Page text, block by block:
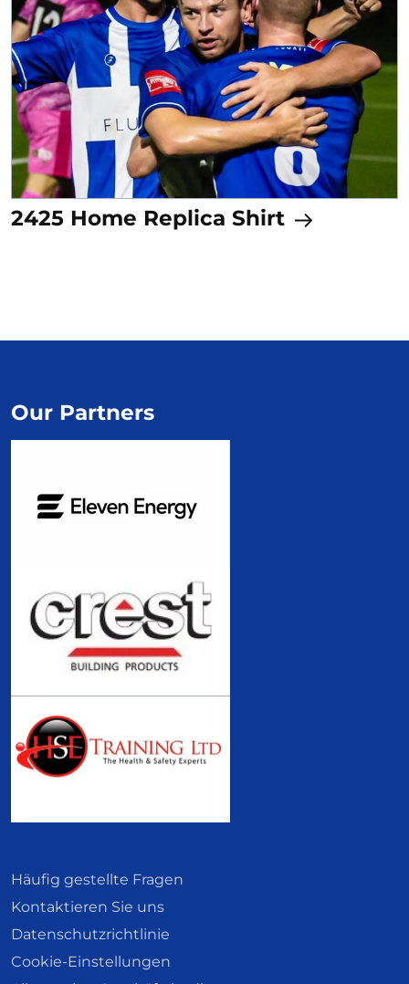
2425 Home Replica Shirt
Häufig gestellte Fragen
Kontaktieren Sie uns
Datenschutzrichtlinie
Cookie-Einstellungen
Our Partners